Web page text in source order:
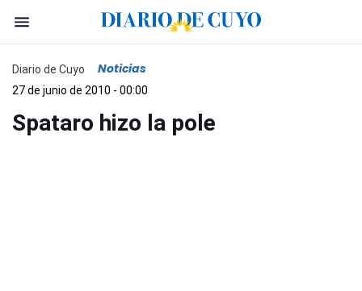
Diario de Cuyo Noticias
27 de junio de 2010 - 00:00
Spataro hizo la pole